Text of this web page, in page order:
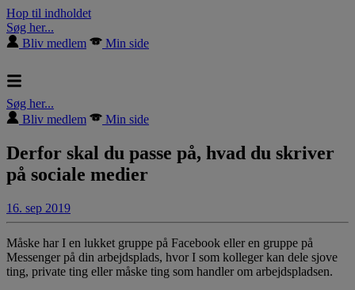
Hop til indholdet
Søg her...
Bliv medlem
Min side
Søg her...
Bliv medlem
Min side
Derfor skal du passe på, hvad du skriver
på sociale medier
16. sep 2019
Måske har I en lukket gruppe på Facebook eller en gruppe på
Messenger på din arbejdsplads, hvor I som kolleger kan dele sjove
ting, private ting eller måske ting som handler om arbejdspladsen.